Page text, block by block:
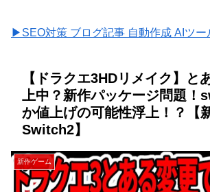
▶SEO対策 ブログ記事 自動作成 AIツー
【ドラクエ3HDリメイク】と
上中？新作パッケージ問題！
か値上げの可能性浮上！？【
Switch2】
新作ゲーム